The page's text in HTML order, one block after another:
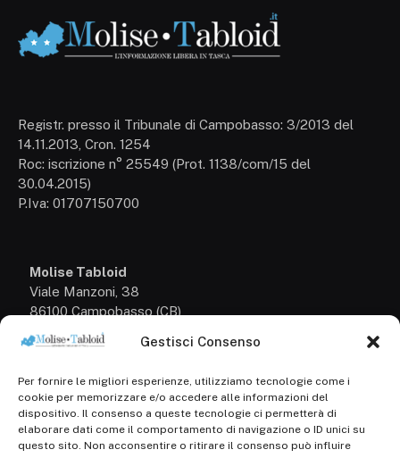
Gestisci Consenso
Per fornire le migliori esperienze, utilizziamo tecnologie come i
cookie per memorizzare e/o accedere alle informazioni del
dispositivo. Il consenso a queste tecnologie ci permetterà di
elaborare dati come il comportamento di navigazione o ID unici su
questo sito. Non acconsentire o ritirare il consenso può influire
Registr. presso il Tribunale di Campobasso: 3/2013 del
14.11.2013, Cron. 1254
Roc: iscrizione n° 25549 (Prot. 1138/com/15 del
30.04.2015)
P.Iva: 01707150700
Molise Tabloid
Viale Manzoni, 38
86100 Campobasso (CB)
Tel.+39 3333169466
Scrivici a:
info@molisetabloid.it
commerciale@molisetabloid.it